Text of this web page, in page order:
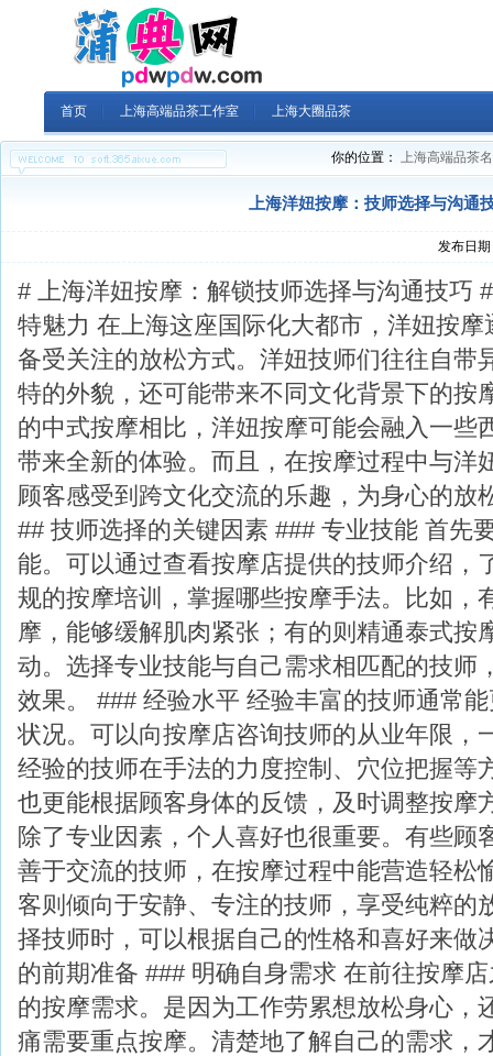
首页 上海高端品茶工作室 上海大圈品茶
你的位置： 上海高端品茶
上海洋妞按摩：技师选择与沟通
发布日
# 上海洋妞按摩：解锁技师选择与沟通技巧
特魅力 在上海这座国际化大都市，洋妞按
备受关注的放松方式。洋妞技师们往往自带
特的外貌，还可能带来不同文化背景下的按
的中式按摩相比，洋妞按摩可能会融入一些
带来全新的体验。而且，在按摩过程中与洋
顾客感受到跨文化交流的乐趣，为身心的放
## 技师选择的关键因素 ### 专业技能 首先
能。可以通过查看按摩店提供的技师介绍，
规的按摩培训，掌握哪些按摩手法。比如，
摩，能够缓解肌肉紧张；有的则精通泰式按
动。选择专业技能与自己需求相匹配的技师
效果。 ### 经验水平 经验丰富的技师通常
状况。可以向按摩店咨询技师的从业年限，
经验的技师在手法的力度控制、穴位把握等
也更能根据顾客身体的反馈，及时调整按摩
除了专业因素，个人喜好也很重要。有些顾
善于交流的技师，在按摩过程中能营造轻松
客则倾向于安静、专注的技师，享受纯粹的
择技师时，可以根据自己的性格和喜好来做
的前期准备 ### 明确自身需求 在前往按摩
的按摩需求。是因为工作劳累想放松身心，
痛需要重点按摩。清楚地了解自己的需求，